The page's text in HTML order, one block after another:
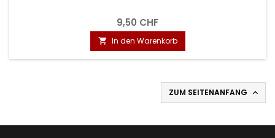
9,50 CHF
 In den Warenkorb
ZUM SEITENANFANG 